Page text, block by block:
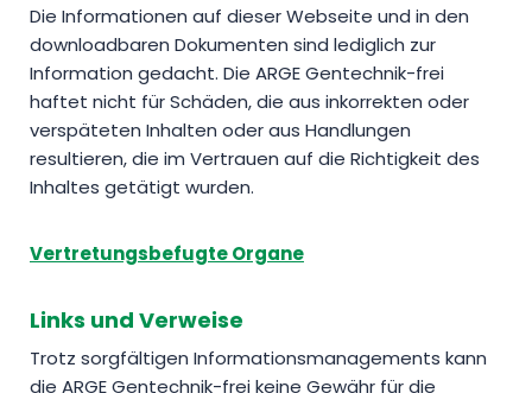
Die Informationen auf dieser Webseite und in den
downloadbaren Dokumenten sind lediglich zur
Information gedacht. Die ARGE Gentechnik-frei
haftet nicht für Schäden, die aus inkorrekten oder
verspäteten Inhalten oder aus Handlungen
resultieren, die im Vertrauen auf die Richtigkeit des
Inhaltes getätigt wurden.
Vertretungsbefugte Organe
Links und Verweise
Trotz sorgfältigen Informationsmanagements kann
die ARGE Gentechnik-frei keine Gewähr für die